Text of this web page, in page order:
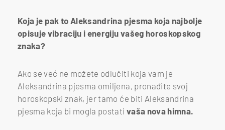
Koja je pak to Aleksandrina pjesma koja najbolje
opisuje vibraciju i energiju vašeg horoskopskog
znaka?
Ako se već ne možete odlučiti koja vam je
Aleksandrina pjesma omiljena, pronađite svoj
horoskopski znak, jer tamo će biti Aleksandrina
pjesma koja bi mogla postati vaša nova himna.